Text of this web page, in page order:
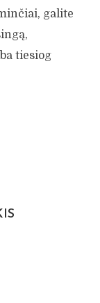
galite
tiesiog